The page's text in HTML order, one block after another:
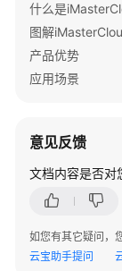
与
登
录
接
操
作
什么是
图解
产品优势
应用场景
意见反馈
文档内容是否对
如您有其它疑问，
云宝助手提问